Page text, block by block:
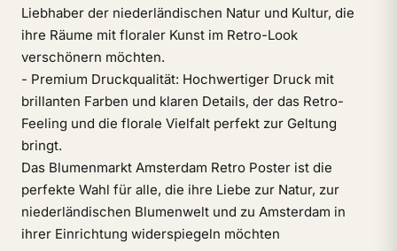
Liebhaber der niederländischen Natur und Kultur, die
ihre Räume mit floraler Kunst im Retro-Look
verschönern möchten.
- Premium Druckqualität: Hochwertiger Druck mit
brillanten Farben und klaren Details, der das Retro-
Feeling und die florale Vielfalt perfekt zur Geltung
bringt.
Das Blumenmarkt Amsterdam Retro Poster ist die
perfekte Wahl für alle, die ihre Liebe zur Natur, zur
niederländischen Blumenwelt und zu Amsterdam in
ihrer Einrichtung widerspiegeln möchten